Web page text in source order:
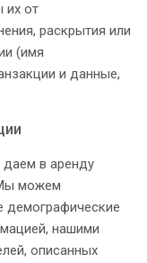
их от
раскрытия или
(имя
и данные,
в аренду
можем
демографические
нашими
описанных